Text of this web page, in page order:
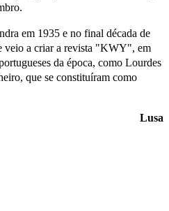
em 1935 e no final década de
veio a criar a revista "KWY", em
da época, como Lourdes
que se constituíram como
Lusa